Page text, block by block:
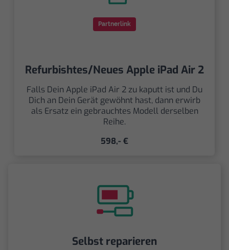
Partnerlink
Refurbishtes/Neues Apple iPad Air 2
Falls Dein Apple iPad Air 2 zu kaputt ist und Du
Dich an Dein Gerät gewöhnt hast, dann erwirb
als Ersatz ein gebrauchtes Modell derselben
Reihe.
598,- €
Selbst reparieren